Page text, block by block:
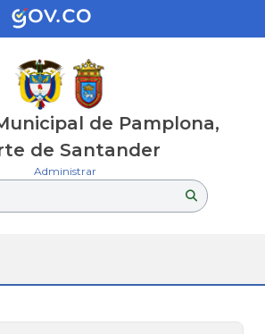
de Pamplona,
de Santander
Administrar